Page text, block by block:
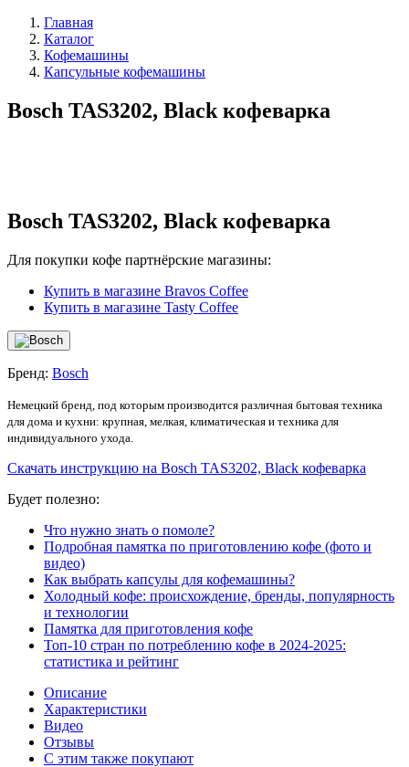
Главная
Каталог
Кофемашины
Капсульные кофемашины
Bosch TAS3202, Black кофеварка
Bosch TAS3202, Black кофеварка
Для покупки кофе партнёрские магазины:
Купить в магазине Bravos Coffee
Купить в магазине Tasty Coffee
Бренд: Bosch
Немецкий бренд, под которым производится различная бытовая техника
для дома и кухни: крупная, мелкая, климатическая и техника для
индивидуального ухода.
Скачать инструкцию на Bosch TAS3202, Black кофеварка
Будет полезно:
Что нужно знать о помоле?
Подробная памятка по приготовлению кофе (фото и
видео)
Как выбрать капсулы для кофемашины?
Холодный кофе: происхождение, бренды, популярность
и технологии
Памятка для приготовления кофе
Топ-10 стран по потреблению кофе в 2024-2025:
статистика и рейтинг
Описание
Характеристики
Видео
Отзывы
С этим также покупают